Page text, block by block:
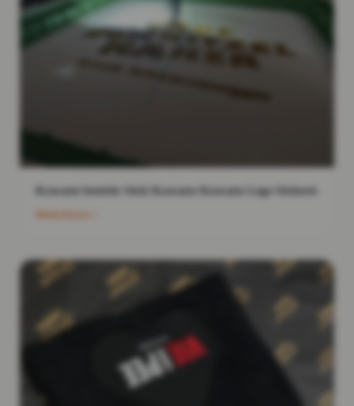
Krawatte bestickt Stick Krawatte Krawatte Logo Stickerei